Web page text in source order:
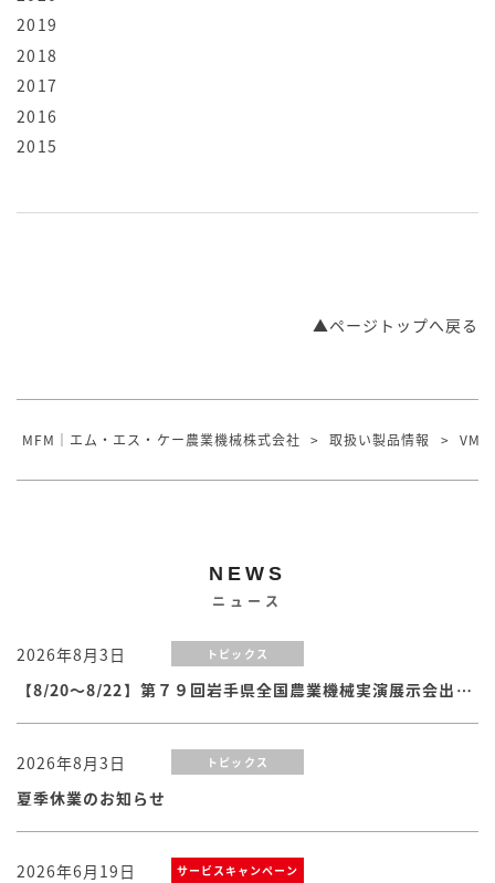
2019
2018
2017
2016
2015
▲ページトップへ戻る
MFM｜エム・エス・ケー農業機械株式会社 > 取扱い製品情報 > VMT
NEWS
ニュース
2026年8月3日 トピックス
【8/20～8/22】第７９回岩手県全国農業機械実演展示会出展のお知らせ
2026年8月3日 トピックス
夏季休業のお知らせ
2026年6月19日 サービスキャンペーン